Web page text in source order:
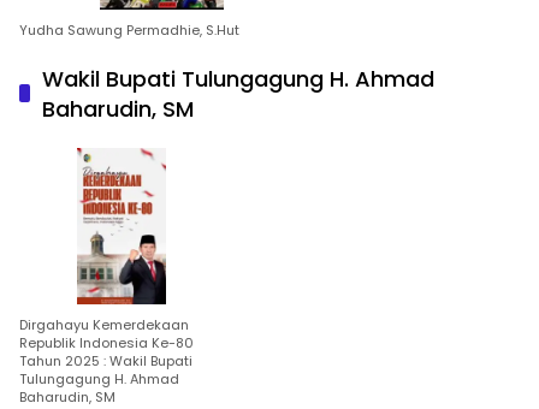
Yudha Sawung Permadhie, S.Hut
Wakil Bupati Tulungagung H. Ahmad
Baharudin, SM
Dirgahayu Kemerdekaan
Republik Indonesia Ke-80
Tahun 2025 : Wakil Bupati
Tulungagung H. Ahmad
Baharudin, SM